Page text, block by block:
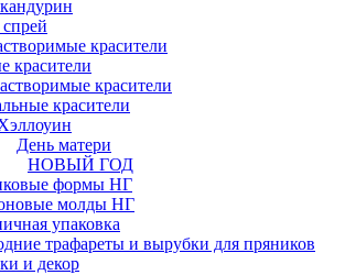
красители
красители
красители
красители
День матери
НОВЫЙ ГОД
формы НГ
молды НГ
упаковка
трафареты и вырубки для пряников
и декор